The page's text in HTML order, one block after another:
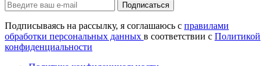
Подписаться
Подписываясь на рассылку, я соглашаюсь с правилами
обработки персональных данных в соответствии с Политикой
конфиденциальности